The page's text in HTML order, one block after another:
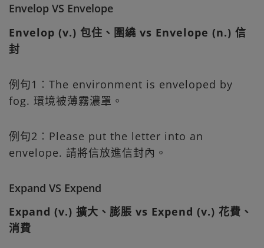
Envelop VS Envelope
Envelop (v.) 包住、圍繞 vs Envelope (n.) 信
封
例句1︰The environment is enveloped by
fog. 環境被薄霧濃罩。
例句2︰Please put the letter into an
envelope. 請將信放進信封內。
Expand VS Expend
Expand (v.) 擴大、膨脹 vs Expend (v.) 花費、
消費